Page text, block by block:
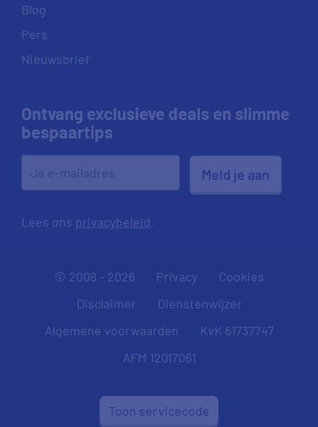
Blog
Pers
Nieuwsbrief
Ontvang exclusieve deals en slimme
bespaartips
Meld je aan
Lees ons privacybeleid.
© 2008 - 2026 Privacy
Cookies
Disclaimer
Dienstenwijzer
Algemene voorwaarden
KvK 61737747
AFM 12017061
Toon servicecode